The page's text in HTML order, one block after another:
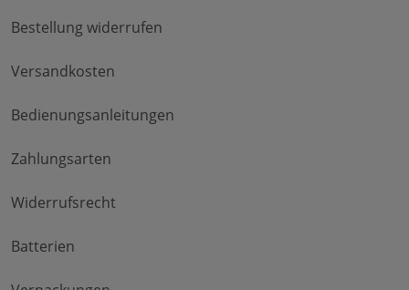
Bestellung widerrufen
Versandkosten
Bedienungsanleitungen
Zahlungsarten
Widerrufsrecht
Batterien